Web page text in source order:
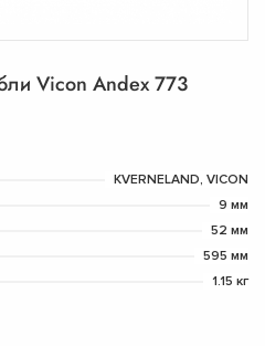
Vicon Andex 773
KVERNELAND, VICON
9 мм
52 мм
595 мм
1.15 кг